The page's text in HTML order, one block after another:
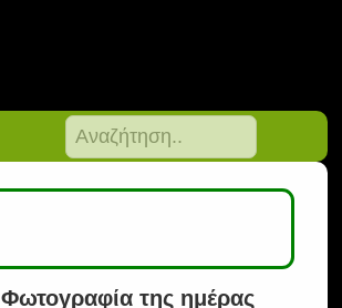
Φωτογραφία της ημέρας